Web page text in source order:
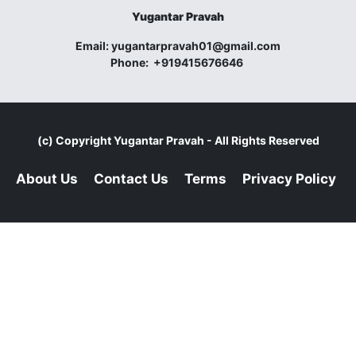
Yugantar Pravah
Email:yugantarpravah01@gmail.com
Phone: +919415676646
(c) CopyrightYugantar Pravah - All Rights Reserved
About Us Contact Us Terms Privacy Policy